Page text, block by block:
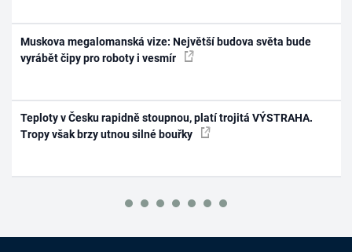
Muskova megalomanská vize: Největší budova světa bude
vyrábět čipy pro roboty i vesmír
Teploty v Česku rapidně stoupnou, platí trojitá VÝSTRAHA.
Tropy však brzy utnou silné bouřky